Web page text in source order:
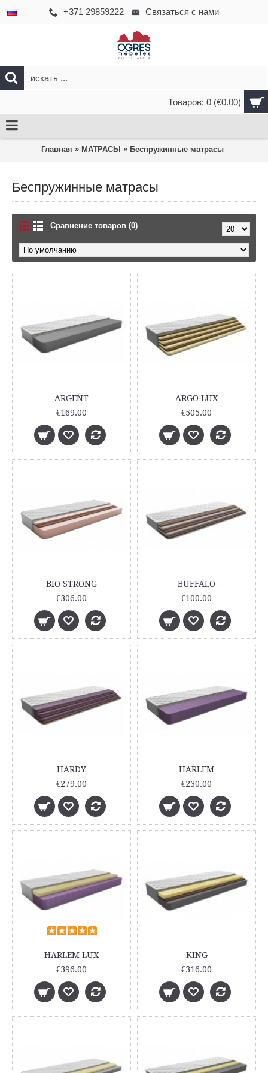
+371 29859222 Связаться с нами
Товаров: 0 (€0.00)
Главная » МАТРАСЫ » Беспружинные матрасы
Беспружинные матрасы
Сравнение товаров (0)
ARGENT
€169.00
ARGO LUX
€505.00
BIO STRONG
€306.00
BUFFALO
€100.00
HARDY
€279.00
HARLEM
€230.00
HARLEM LUX
€396.00
KING
€316.00